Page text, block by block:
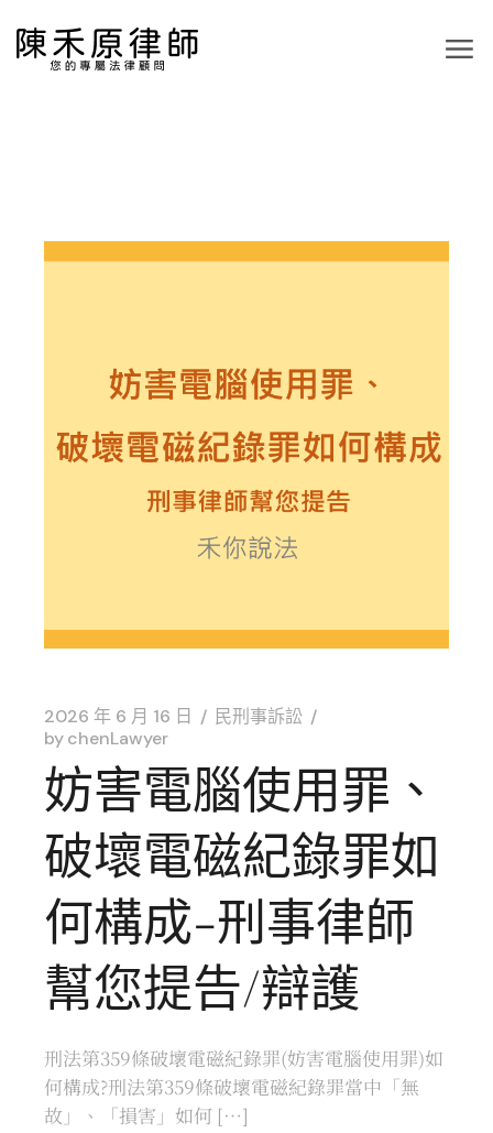
2026 年 6 月 16 日
民刑事訴訟
bychenLawyer
妨害電腦使用罪、
破壞電磁紀錄罪如
何構成-刑事律師
幫您提告/辯護
刑法第359條破壞電磁紀錄罪(妨害電腦使用罪)如
何構成?刑法第359條破壞電磁紀錄罪當中「無
故」、「損害」如何 […]